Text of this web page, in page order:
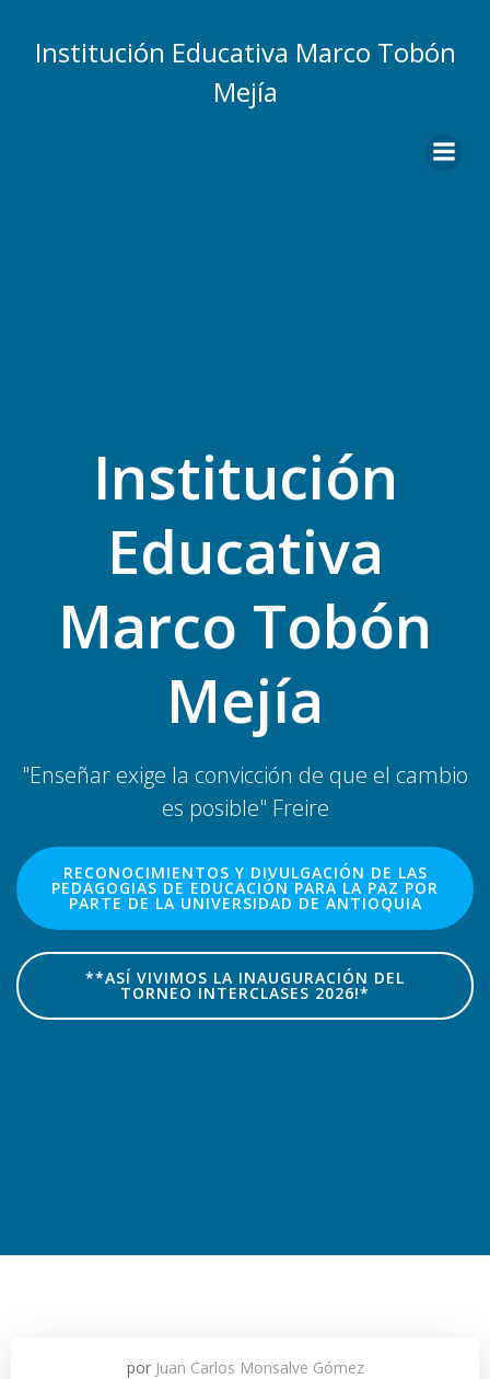
al
contenido
Institución Educativa Marco Tobón
Mejía
Institución
Educativa
Marco Tobón
Mejía
"Enseñar exige la convicción de que el cambio
es posible" Freire
RECONOCIMIENTOS Y DIVULGACIÓN DE LAS
PEDAGOGIAS DE EDUCACIÓN PARA LA PAZ POR
PARTE DE LA UNIVERSIDAD DE ANTIOQUIA
**ASÍ VIVIMOS LA INAUGURACIÓN DEL
TORNEO INTERCLASES 2026!*
por Juan Carlos Monsalve Gómez